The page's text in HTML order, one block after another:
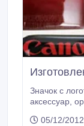
Значок с
аксессуар, оригинальный сувенир, элемент
показатель, отличительный знак тематических
05/12/2012